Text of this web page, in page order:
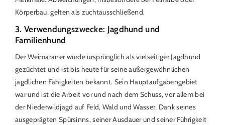
Körperbau, gelten als zuchtausschließend.
3. Verwendungszwecke: Jagdhund und
Familienhund
Der Weimaraner wurde ursprünglich als vielseitiger Jagdhund
gezüchtet und ist bis heute für seine außergewöhnlichen
jagdlichen Fähigkeiten bekannt. Sein Hauptaufgabengebiet
war und ist die Arbeit vor und nach dem Schuss, vor allem bei
der Niederwildjagd auf Feld, Wald und Wasser. Dank seines
ausgeprägten Spürsinns, seiner Ausdauer und seiner Führigkeit